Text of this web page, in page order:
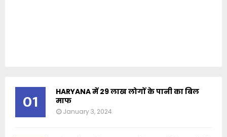
01
HARYANA में 29 लाख लोगों के पानी का बिल
माफ
January 3, 2024